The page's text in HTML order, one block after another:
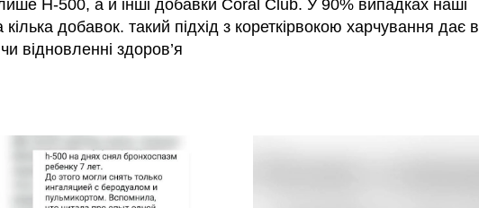
лише H-500, а й інші добавки Coral Club. У 90% випадках наші
кілька добавок. такий підхід з кореткірвокою харчування дає в
відновленні здоров’я